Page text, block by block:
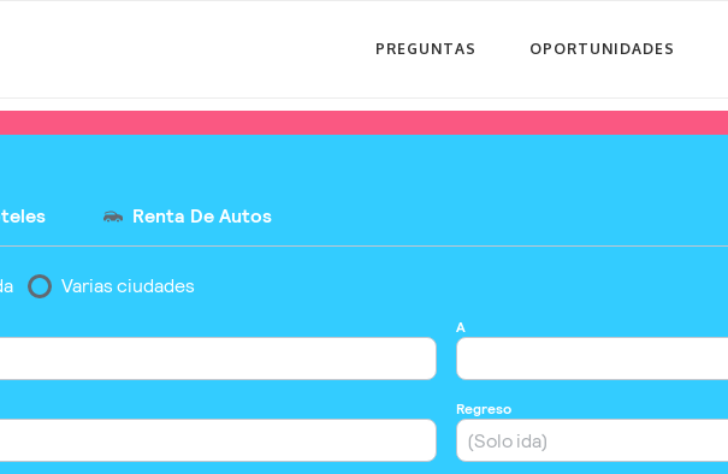
PREGUNTAS OPORTUNIDADES